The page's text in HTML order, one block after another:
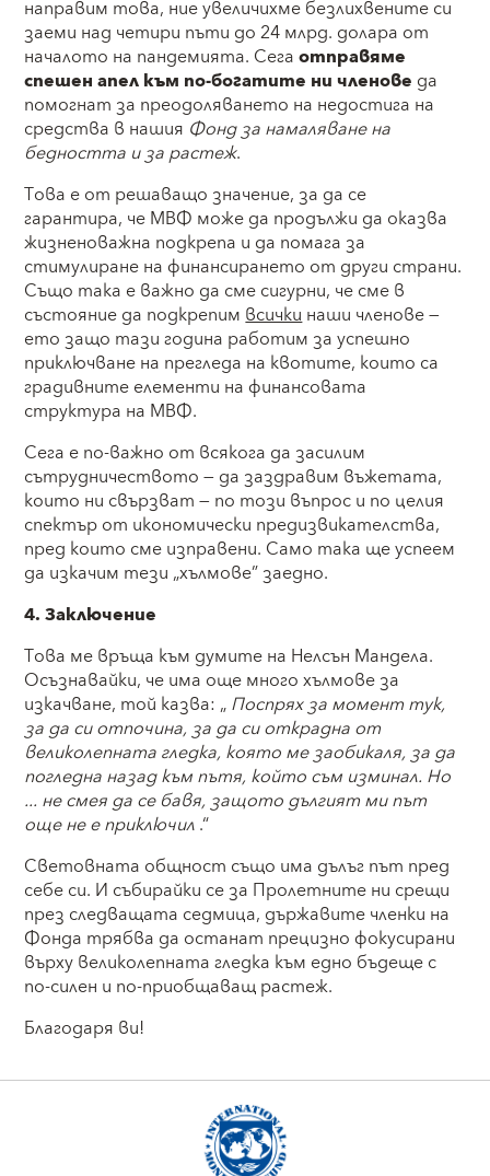
направим това, ние увеличихме безлихвените си
заеми над четири пъти до 24 млрд. долара от
началото на пандемията. Сегаотправяме
спешен апел към по-богатите ни членове да
помогнат за преодоляването на недостига на
средства в нашия Фонд за намаляване на
бедността и за растеж.
Това е от решаващо значение, за да се
гарантира, че МВФ може да продължи да оказва
жизненоважна подкрепа и да помага за
стимулиране на финансирането от други страни.
Също така е важно да сме сигурни, че сме в
състояние да подкрепимвсичкинаши членове —
ето защо тази година работим за успешно
приключване на прегледа на квотите, които са
градивните елементи на финансовата
структура на МВФ.
Сега е по-важно от всякога да засилим
сътрудничеството — да заздравим въжетата,
които ни свързват — по този въпрос и по целия
спектър от икономически предизвикателства,
пред които сме изправени. Само така ще успеем
да изкачим тези „хълмове” заедно.
4. Заключение
Това ме връща към думите на Нелсън Мандела.
Осъзнавайки, че има още много хълмове за
изкачване, той казва: „Поспрях за момент тук,
за да си отпочина, за да си открадна от
великолепната гледка, която ме заобикаля, за да
погледна назад към пътя, който съм изминал. Но
... не смея да се бавя, защото дългият ми път
още не е приключил.“
Световната общност също има дълъг път пред
себе си. И събирайки се за Пролетните ни срещи
през следващата седмица, държавите членки на
Фонда трябва да останат прецизно фокусирани
върху великолепната гледка към едно бъдеще с
по-силен и по-приобщаващ растеж.
Благодаря ви!